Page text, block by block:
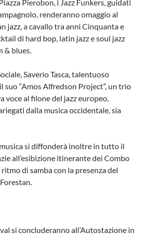
Pierobon, i Jazz Funkers, guidati
renderanno omaggio al
jazz, a cavallo tra anni Cinquanta e
di hard bop, latin jazz e soul jazz
& blues.
Saverio Tasca, talentuoso
“Amos Alfredson Project”, un trio
voce al filone del jazz europeo,
dalla musica occidentale, sia
si diffonderà inoltre in tutto il
all’esibizione itinerante dei Combo
di samba con la presenza del
si concluderanno all’Autostazione in